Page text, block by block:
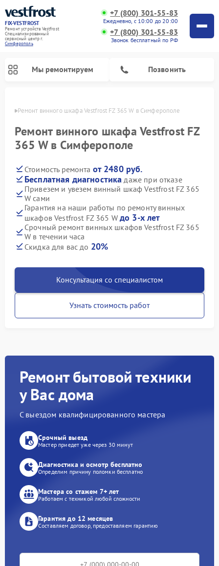
FIX-VESTFROST
Ремонт устройств Vestfrost
Специализированный
cервисный центр г.
Симферополь
+7 (800) 301-55-83
Ежедневно, с 10:00 до 20:00
+7 (800) 301-55-83
Звонок бесплатный по РФ
Мы ремонтируем Позвонить
Ремонт винного шкафа Vestfrost FZ 365 W в Симферополе
Ремонт винного шкафа Vestfrost FZ
365 W в Симферополе
Стоимость ремонта от 2480 руб.
Бесплатная диагностика даже при отказе
Привезем и увезем винный шкаф Vestfrost FZ 365
W сами
Гарантия на наши работы по ремонту винных
шкафов Vestfrost FZ 365 W до 3-х лет
Срочный ремонт винных шкафов Vestfrost FZ 365
W в течении часа
Скидка для вас до 20%
Консультация со специалистом
Узнать стоимость работ
Ремонт бытовой техники
у Вас дома
С выездом квалифицированного мастера
Срочный выезд
Мастер приедет уже через 30 минут
Диагностика и осмотр бесплатно
Определим причину поломки бесплатно
Мастера со стажем 7+ лет
Работаем с техникой любой сложности
Гарантия до 12 месяцев
Составляем договор, предоставляем гарантию